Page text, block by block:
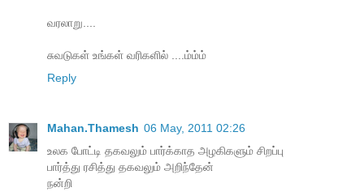
வரலாறு....
சுவடுகள் உங்கள் வரிகளில் ....ம்ம்ம்
Reply
Mahan.Thamesh 06 May, 2011 02:26
உலக போட்டி தகவலும் பார்க்காத அழகிகளும் சிறப்பு
பார்த்து ரசித்து தகவலும் அறிந்தேன்
நன்றி